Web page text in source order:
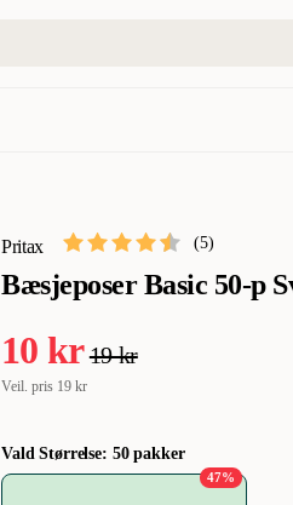
Pritax
Bæsjeposer Basic 50-p
(5)
10 kr19 kr
Veil. pris 19 kr
Vald Størrelse: 50 pakker
47%